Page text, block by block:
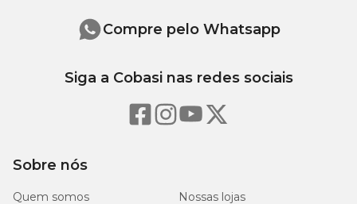
Sobre nós
Quem somos
Nossas lojas
Compre pelo Whatsapp
Siga a Cobasi nas redes sociais